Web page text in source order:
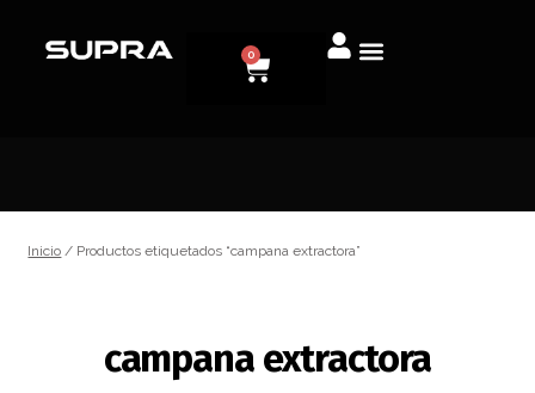
0
Inicio / Productos etiquetados “campana extractora”
campana extractora